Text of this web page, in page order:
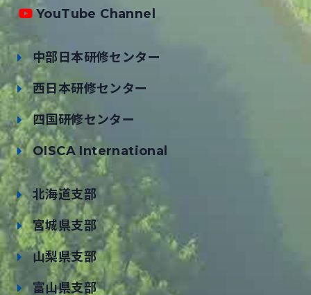
YouTube Channel
中部日本研修センター
西日本研修センター
四国研修センター
OISCA International
北海道支部
宮城県支部
山梨県支部
富山県支部